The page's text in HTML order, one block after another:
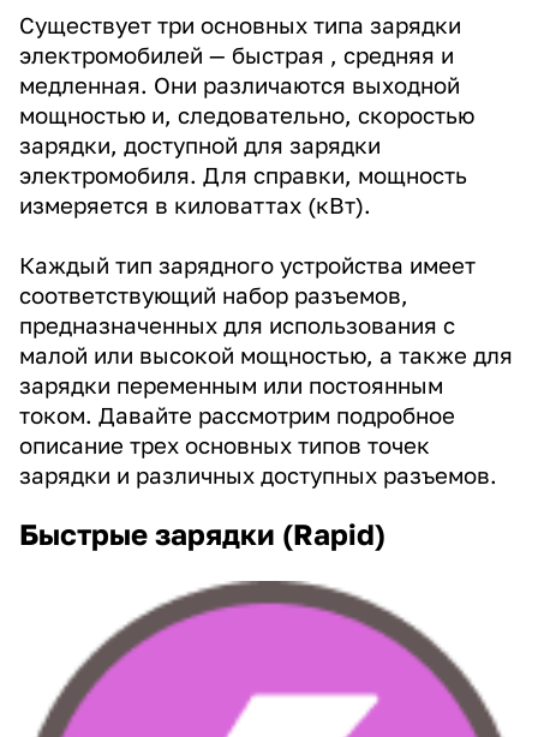
Существует три основных типа зарядки
электромобилей — быстрая , средняя и
медленная. Они различаются выходной
мощностью и, следовательно, скоростью
зарядки, доступной для зарядки
электромобиля. Для справки, мощность
измеряется в киловаттах (кВт).
Каждый тип зарядного устройства имеет
соответствующий набор разъемов,
предназначенных для использования с
малой или высокой мощностью, а также для
зарядки переменным или постоянным
током. Давайте рассмотрим подробное
описание трех основных типов точек
зарядки и различных доступных разъемов.
Быстрые зарядки (Rapid)